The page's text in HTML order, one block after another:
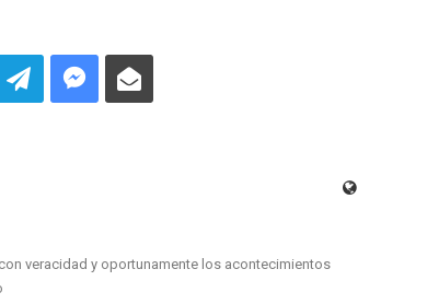
veracidad y oportunamente los acontecimientos